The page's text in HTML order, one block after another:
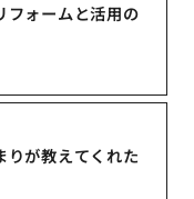
フォームと活用の
りが教えてくれた